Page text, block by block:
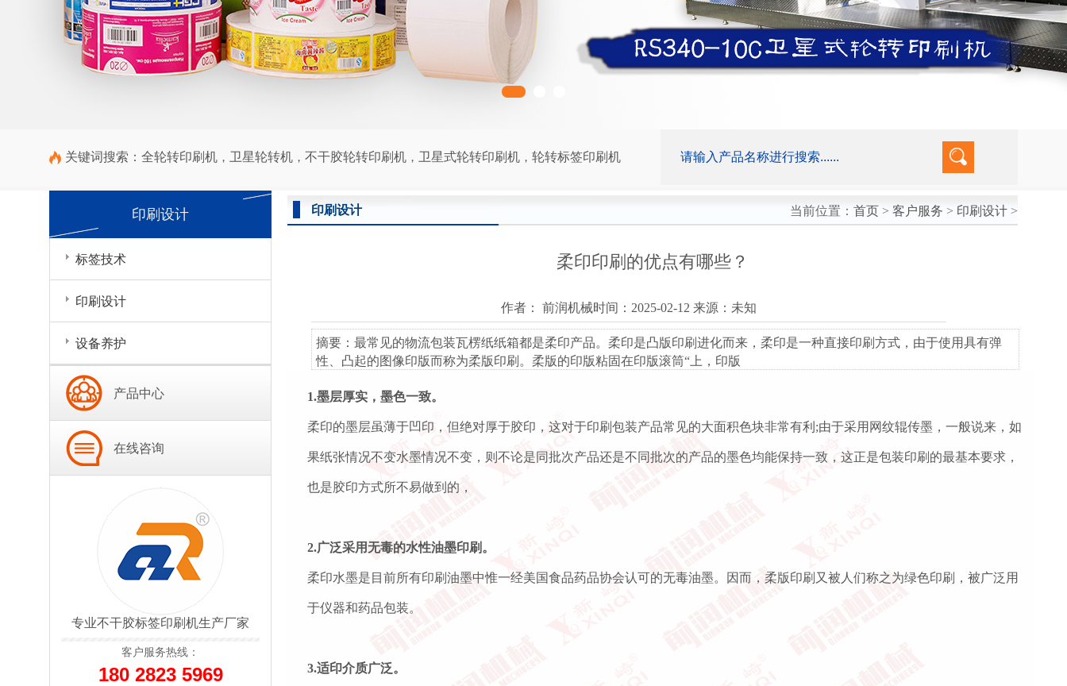
关键词搜索： 全轮转印刷机 ， 卫星轮转机 ， 不干胶轮转印刷机 ， 卫星式轮转印刷机 ， 轮转标签印刷机
印刷设计 当前位置： 首页 > 客户服务 > 印刷设计 >
柔印印刷的优点有哪些？
作者： 前润机械时间：2025-02-12 来源：未知
摘要：最常见的物流包装瓦楞纸纸箱都是柔印产品。柔印是凸版印刷进化而来，柔印是一种直接印刷方式，由于使用具有弹
性、凸起的图像印版而称为柔版印刷。柔版的印版粘固在印版滚筒“上，印版
1.墨层厚实，墨色一致。
柔印的墨层虽薄于凹印，但绝对厚于胶印，这对于印刷包装产品常见的大面积色块非常有利;由于采用网纹辊传墨，一般说来，如
果纸张情况不变水墨情况不变，则不论是同批次产品还是不同批次的产品的墨色均能保持一致，这正是包装印刷的最基本要求，
也是胶印方式所不易做到的，
2.广泛采用无毒的水性油墨印刷。
柔印水墨是目前所有印刷油墨中惟一经美国食品药品协会认可的无毒油墨。因而，柔版印刷又被人们称之为绿色印刷，被广泛用
于仪器和药品包装。
3.适印介质广泛。
印刷设计
标签技术
印刷设计
设备养护
产品中心
在线咨询
专业不干胶标签印刷机生产厂家
客户服务热线：
180 2823 5969